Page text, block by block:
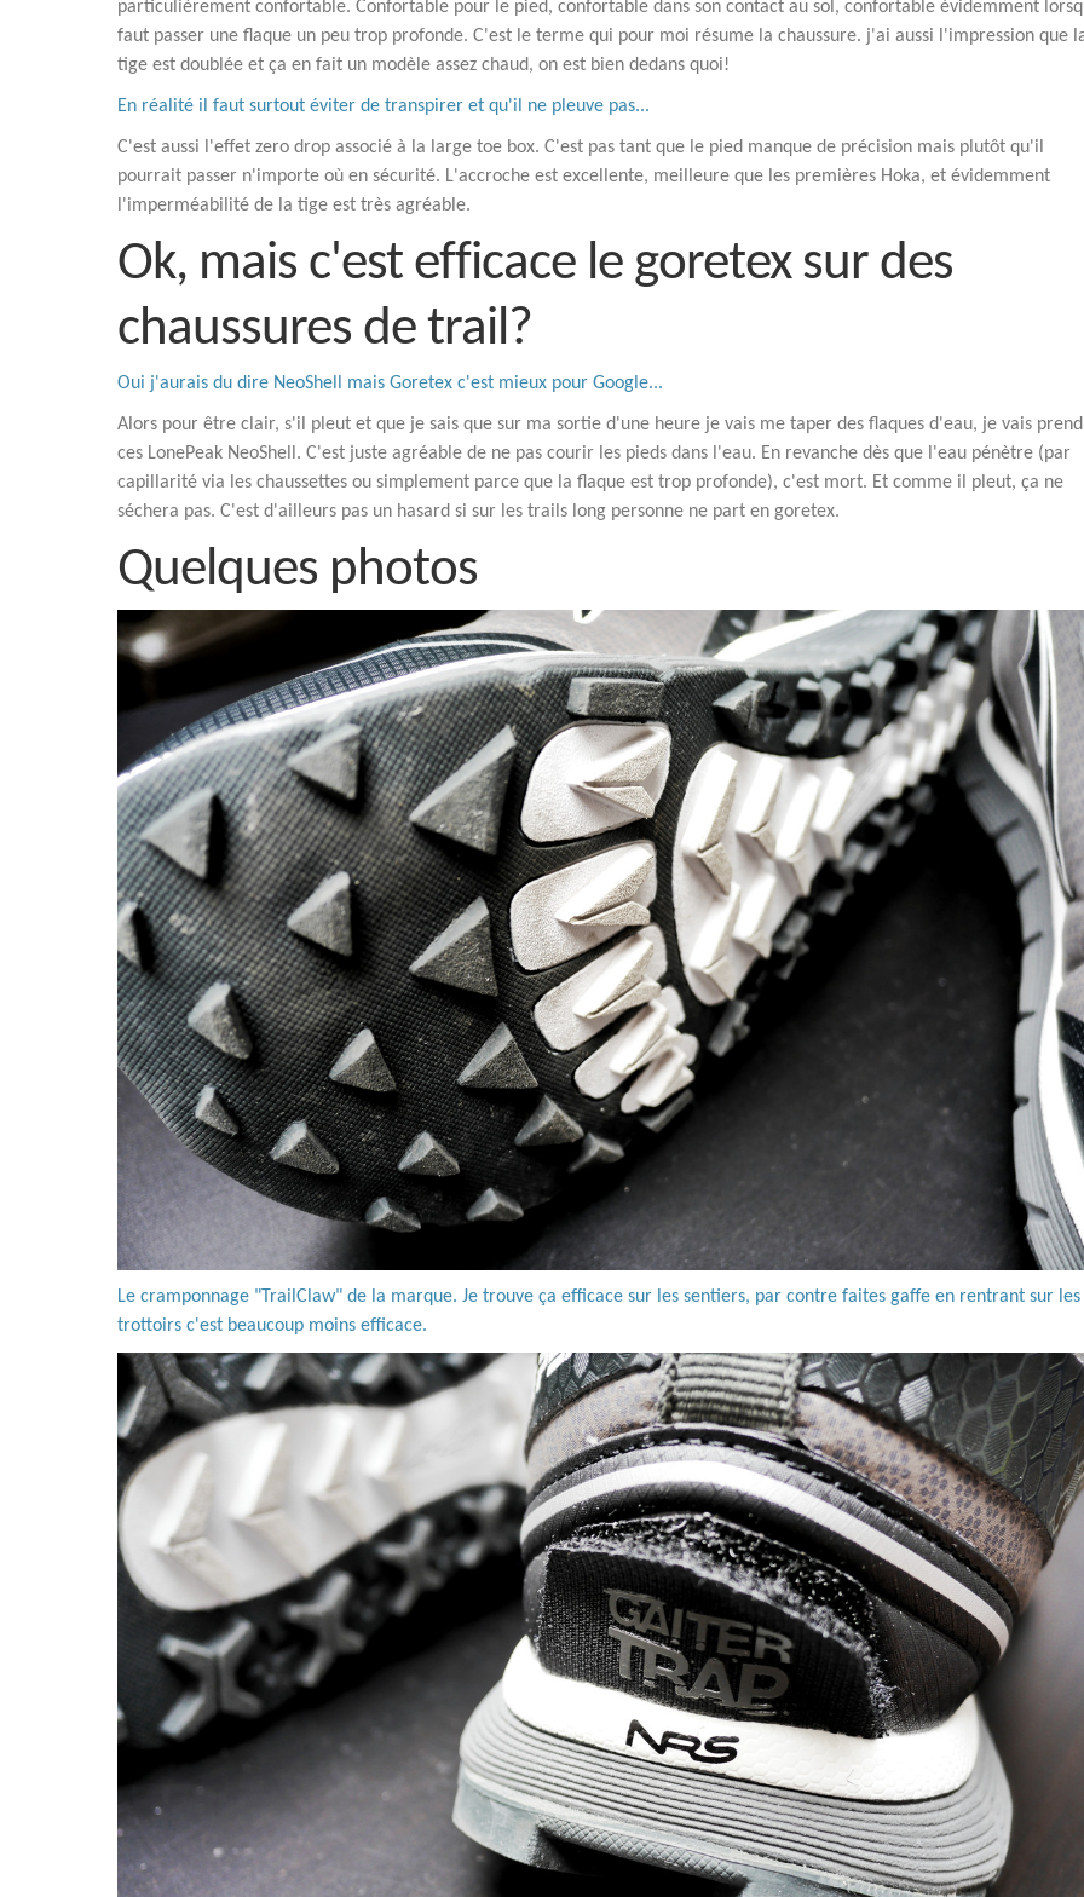
particulièrement confortable. Confortable pour le pied, confortable dans son contact au sol, confortable évidemment
faut passer une flaque un peu trop profonde. C'est le terme qui pour moi résume la chaussure. j'ai aussi l'impression que
tige est doublée et ça en fait un modèle assez chaud, on est bien dedans quoi!
En réalité il faut surtout éviter de transpirer et qu'il ne pleuve pas...
C'est aussi l'effet zero drop associé à la large toe box. C'est pas tant que le pied manque de précision mais plutôt qu'il
pourrait passer n'importe où en sécurité. L'accroche est excellente, meilleure que les premières Hoka, et évidemment
l'imperméabilité de la tige est très agréable.
Ok, mais c'est efficace le goretex sur des
chaussures de trail?
Oui j'aurais du dire NeoShell mais Goretex c'est mieux pour Google...
Alors pour être clair, s'il pleut et que je sais que sur ma sortie d'une heure je vais me taper des flaques d'eau, je vais
ces LonePeak NeoShell. C'est juste agréable de ne pas courir les pieds dans l'eau. En revanche dès que l'eau pénètre (par
capillarité via les chaussettes ou simplement parce que la flaque est trop profonde), c'est mort. Et comme il pleut, ça ne
séchera pas. C'est d'ailleurs pas un hasard si sur les trails long personne ne part en goretex.
Quelques photos
Le cramponnage "TrailClaw" de la marque. Je trouve ça efficace sur les sentiers, par contre faites gaffe en rentrant sur les
trottoirs c'est beaucoup moins efficace.